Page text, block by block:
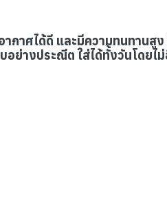
กาศได้ดี และมีความทนทานสูง
อย่างประณีต ใส่ได้ทั้งวันโดยไ